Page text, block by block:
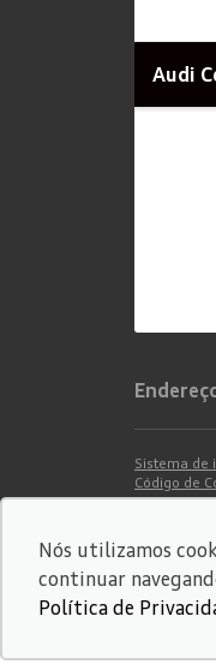
Audi
Sistema de
Código de
Confira a
Nós utilizamos
continuar
Política de